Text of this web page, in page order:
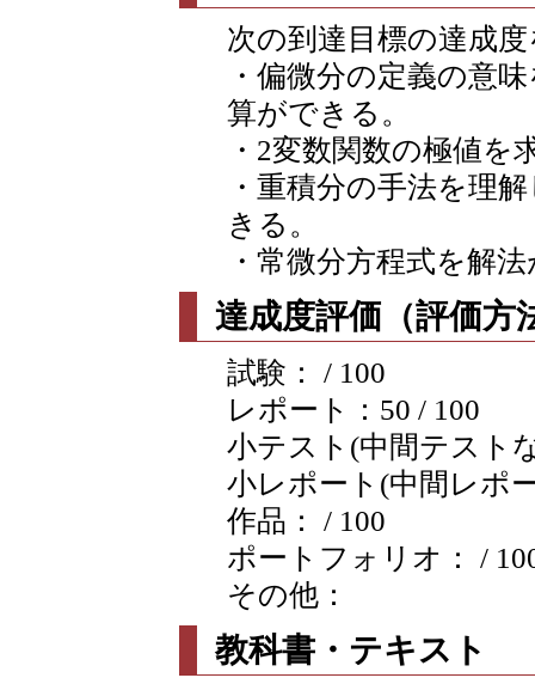
次の到達目標の達成
・偏微分の定義の意
算ができる。
・2変数関数の極値
・重積分の手法を理
きる。
・常微分方程式を解
達成度評価（評価方
試験： / 100
レポート：50 / 100
小テスト(中間テスト
小レポート(中間レポ
作品： / 100
ポートフォリオ： /
その他：
教科書・テキスト